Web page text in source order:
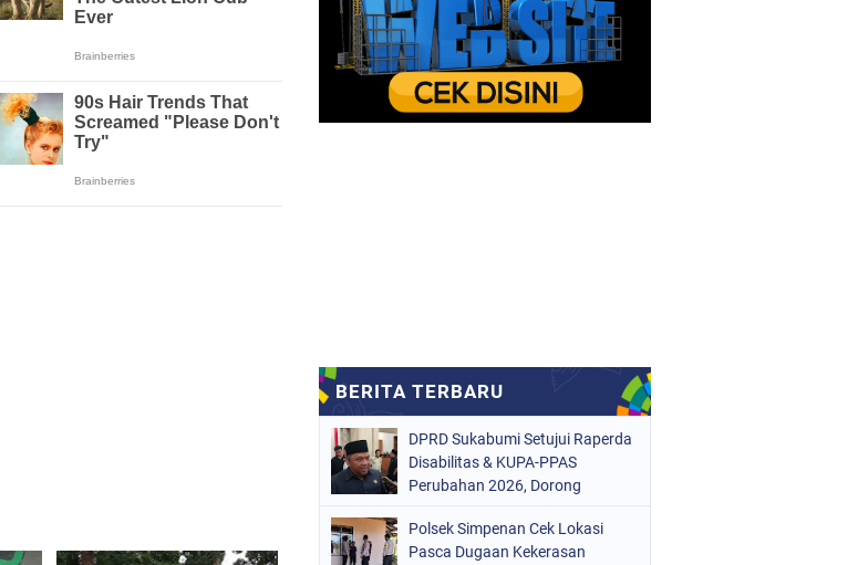
DPRD Sukabumi Setujui Raperda
Disabilitas & KUPA-PPAS
Perubahan 2026, Dorong
Polsek Simpenan Cek Lokasi
Pasca Dugaan Kekerasan